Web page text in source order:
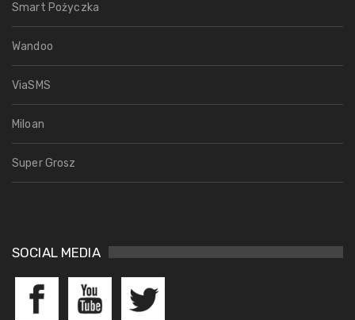
Smart Pożyczka
Wandoo
ViaSMS
Miloan
Super Grosz
SOCIAL MEDIA